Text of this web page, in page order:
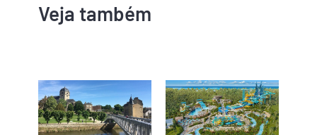
Veja também